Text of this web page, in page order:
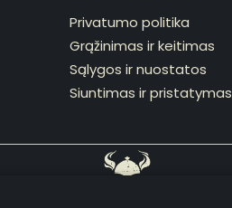
Privatumo politika
Grąžinimas ir keitimas
Sąlygos ir nuostatos
Siuntimas ir pristatymas